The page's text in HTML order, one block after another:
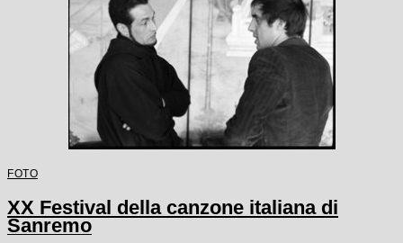
FOTO
XX Festival della canzone italiana di
Sanremo